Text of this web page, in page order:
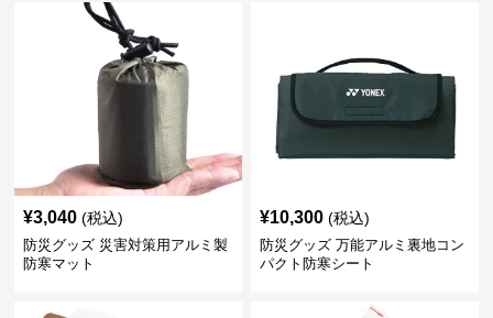
¥3,040 (税込)
防災グッズ 災害対策用アルミ製
防寒マット
¥10,300 (税込)
防災グッズ 万能アルミ裏地コン
パクト防寒シート